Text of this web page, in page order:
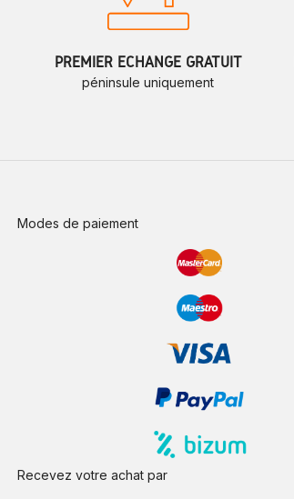
PREMIER ÉCHANGE GRATUIT
péninsule uniquement
Modes de paiement
Recevez votre achat par